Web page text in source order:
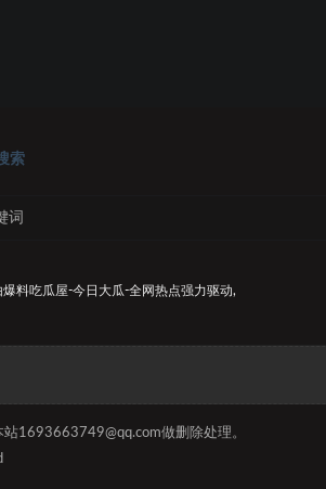
索
爆料吃瓜屋-今日大瓜-全网热点强力驱动,
1693663749@qq.com做删除处理。